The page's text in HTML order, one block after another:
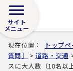
サイト
メニュー
現在位置： トップ
質問］
> 道路・交通
スに大人数（10名以